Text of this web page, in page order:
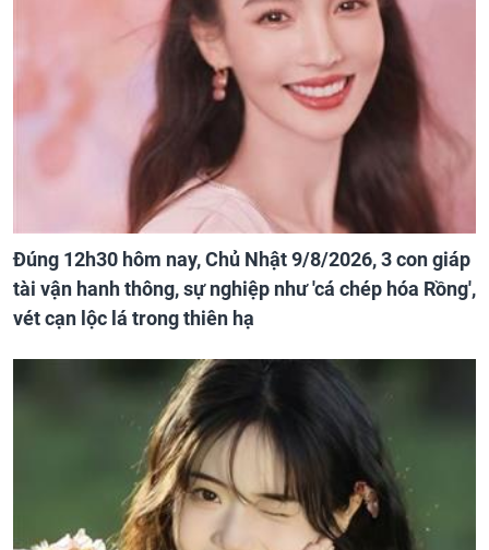
Đúng 12h30 hôm nay, Chủ Nhật 9/8/2026, 3 con giáp
tài vận hanh thông, sự nghiệp như 'cá chép hóa Rồng',
vét cạn lộc lá trong thiên hạ